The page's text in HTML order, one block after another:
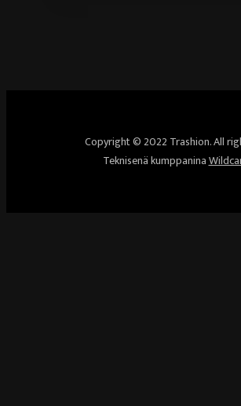
Copyright © 2022 Trashion. All
Teknisenä kumppanina